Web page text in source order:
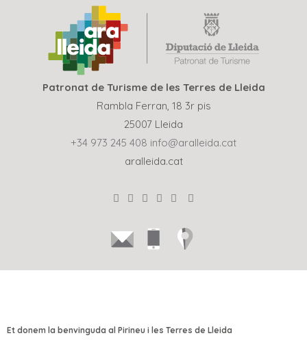
Patronat de Turisme de les Terres de Lleida
Rambla Ferran, 18 3r pis
25007 Lleida
+34 973 245 408 info@aralleida.cat
aralleida.cat
Et donem la benvinguda al Pirineu i les Terres de Lleida